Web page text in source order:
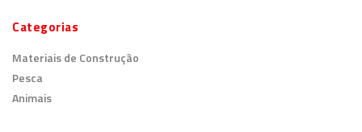
Categorias
Materiais de Construção
Pesca
Animais